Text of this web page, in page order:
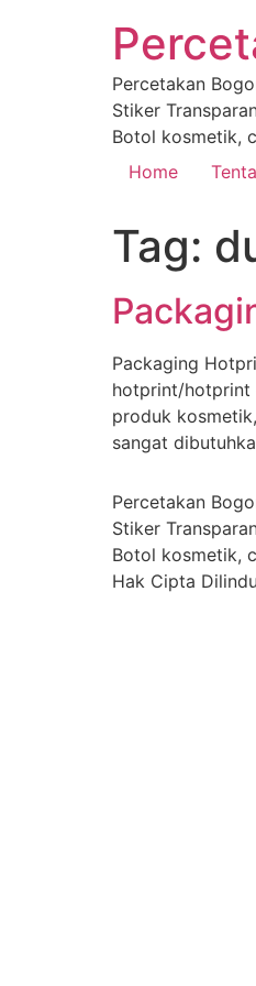
Percetakan
Stiker
Botol kosmetik,
Home
Tag:
Packaging
hotprint/hotprint
produk
sangat
Percetakan
Stiker
Botol kosmetik,
Hak Cipta